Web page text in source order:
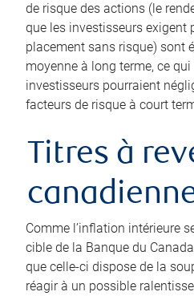
de risque des actions (le
que les investisseurs exigent
placement sans risque) sont
moyenne à long terme, ce
investisseurs pourraient
facteurs de risque à court
Titres à
Comme l’inflation intérieure
cible de la Banque du
que celle-ci dispose de la
réagir à un possible